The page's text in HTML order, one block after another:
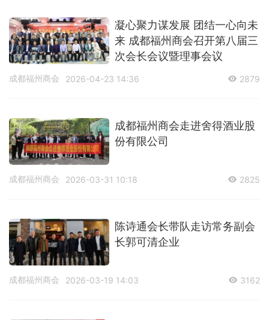
凝心聚力谋发展 团结一心向未
来 成都福州商会召开第八届三
次会长会议暨理事会议
成都福州商会 2026-04-23 14:36 2879
成都福州商会走进舍得酒业股
份有限公司
成都福州商会 2026-03-31 10:18 2825
陈诗通会长带队走访常务副会
长郭可清企业
成都福州商会 2026-03-19 14:03 3162